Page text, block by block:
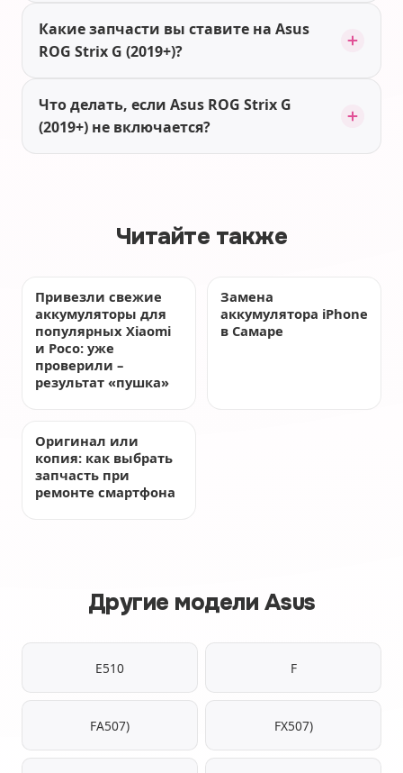
Какие запчасти вы ставите на Asus
ROG Strix G (2019+)?
Что делать, если Asus ROG Strix G
(2019+) не включается?
Читайте также
Привезли свежие
аккумуляторы для
популярных Xiaomi
и Poco: уже
проверили –
результат «пушка»
Замена
аккумулятора iPhone
в Самаре
Оригинал или
копия: как выбрать
запчасть при
ремонте смартфона
Другие модели Asus
E510 F
FA507) FX507)